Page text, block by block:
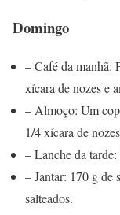
Domingo
– Café da manhã:
xícara de nozes e
– Almoço: Um
1/4 xícara de
– Lanche da
– Jantar: 170 g de
salteados.